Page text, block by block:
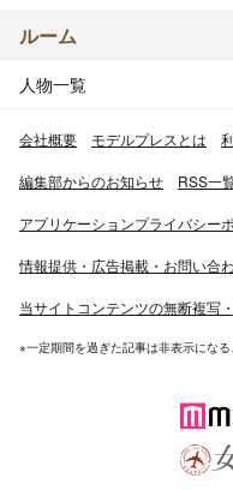
ルーム
人物一覧
会社概要 モデルプレスとは
編集部からのお知らせ RSS一
アプリケーションプライバシー
情報提供・広告掲載・お問い合
当サイトコンテンツの無断複写
※一定期間を過ぎた記事は非表示にな